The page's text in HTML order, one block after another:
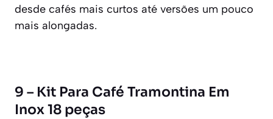
desde cafés mais curtos até versões um pouco
mais alongadas.
9 – Kit Para Café Tramontina Em
Inox 18 peças